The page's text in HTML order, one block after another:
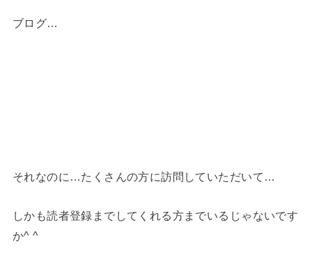
ブログ…
それなのに…たくさんの方に訪問していただいて…
しかも読者登録までしてくれる方までいるじゃないです
か^ ^